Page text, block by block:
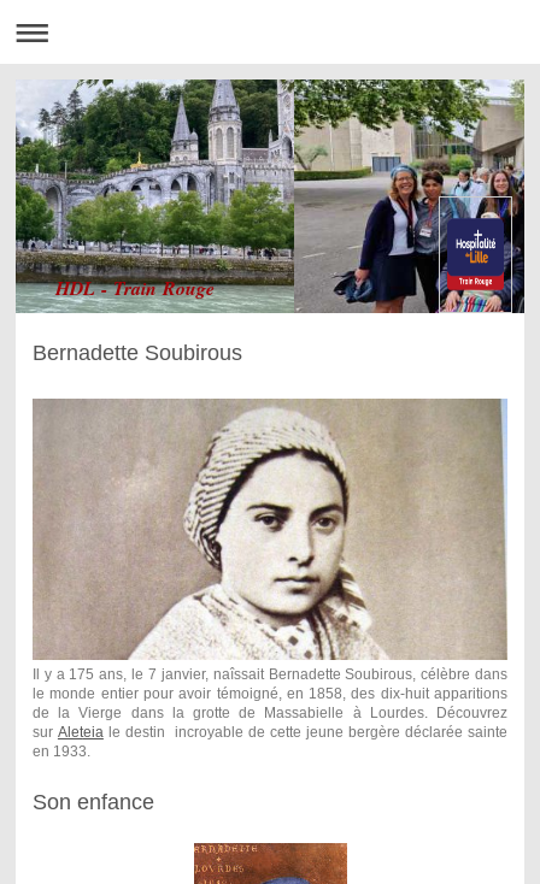
HDL - Train Rouge
Bernadette Soubirous
Il y a 175 ans, le 7 janvier, naîssait Bernadette Soubirous, célèbre dans
le monde entier pour avoir témoigné, en 1858, des dix-huit apparitions
de la Vierge dans la grotte de Massabielle à Lourdes. Découvrez
sur Aleteiale destin incroyable de cette jeune bergère déclarée sainte
en 1933.
Son enfance